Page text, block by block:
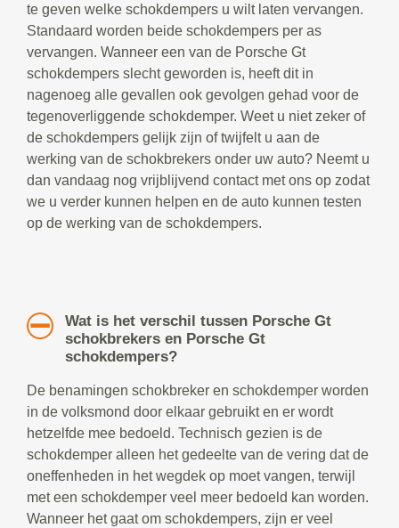
te geven welke schokdempers u wilt laten vervangen.
Standaard worden beide schokdempers per as
vervangen. Wanneer een van de Porsche Gt
schokdempers slecht geworden is, heeft dit in
nagenoeg alle gevallen ook gevolgen gehad voor de
tegenoverliggende schokdemper. Weet u niet zeker of
de schokdempers gelijk zijn of twijfelt u aan de
werking van de schokbrekers onder uw auto? Neemt u
dan vandaag nog vrijblijvend contact met ons op zodat
we u verder kunnen helpen en de auto kunnen testen
op de werking van de schokdempers.
Wat is het verschil tussen Porsche Gt
schokbrekers en Porsche Gt
schokdempers?
De benamingen schokbreker en schokdemper worden
in de volksmond door elkaar gebruikt en er wordt
hetzelfde mee bedoeld. Technisch gezien is de
schokdemper alleen het gedeelte van de vering dat de
oneffenheden in het wegdek op moet vangen, terwijl
met een schokdemper veel meer bedoeld kan worden.
Wanneer het gaat om schokdempers, zijn er veel